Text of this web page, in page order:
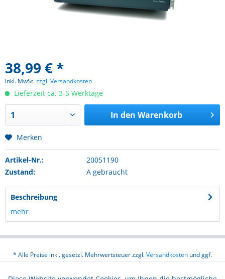
38,99 € *
inkl. MwSt.zzgl. Versandkosten
Lieferzeit ca. 3-5 Werktage
In den Warenkorb
Merken
Artikel-Nr.:
20051190
Zustand:
A gebraucht
Beschreibung
mehr
* Alle Preise inkl. gesetzl. Mehrwertsteuer zzgl.Versandkosten und ggf.